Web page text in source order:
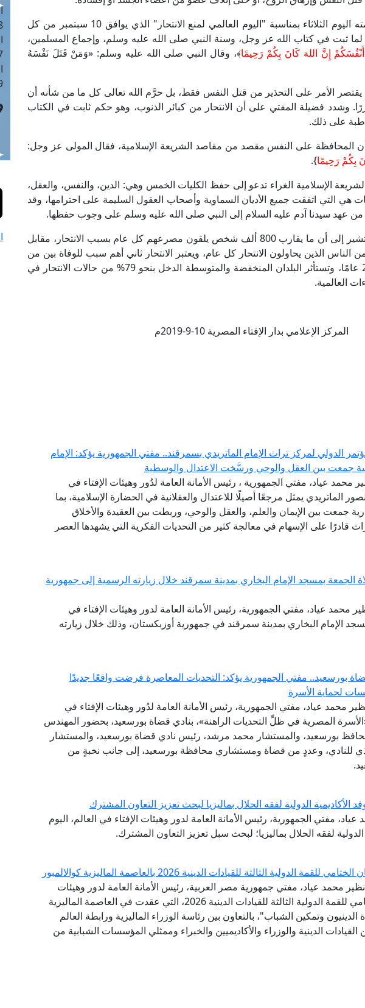
وقال فضيلة المفتي في كلمته اليوم الثلاثاء بمناسبة "اليوم العالمي لمنع الانتحار" الذي يوافق 10 سبتمبر من كل
لما ثبت في كتاب الله عز وجل، وسنة النبي صلى الله عليه وسلم، وإجماع المسلمين،
أَنْفُسَكُمْ إِنَّ اللهَ كَانَ بِكُمْ رَحِيمًا﴾، وقال النبي صلى الله عليه وسلم: «وَمَنْ قَتَلَ نَفْسَهُ
الأمر على التحذير من قتل النفس فقط، بل حرَّم الله تعالى كل ما من شأنه أن
وشدد فضيلة المفتي على أن الانتحار من كبائر الذنوب، وهو حكم ثابت في الكتاب
على ذلك.
المحافظة على النفس مقصد من مقاصد الشريعة الإسلامية، فقال المولى عز وجل:
بِكُمْ رَحِيمًا}.
الإسلامية الغراء تدعو إلى حفظ الكليات الخمس وهي: الدين، والنفس، والعقل،
هي التي اتفقت جميع الأديان السماوية وأصحاب العقول السليمة على احترامها، وقد
من عهد سيدنا آدم عليه السلام إلى النبي صلى الله عليه وسلم على وجوب حفظها.
يذكر أن الإحصائيات الدولية تشير إلى أن ما يقارب 800 ألف شخص يلقون مصرعهم كل عام بسبب الانتحار، مقابل
الناس الذين يحاولون الانتحار كل عام، ويعتبر الانتحار ثاني أهم سبب للوفاة بين من
تتراوح أعمارهم بين 15 و 29 عامًا، وتستأثر البلدان المنخفضة والمتوسطة الدخل بنحو 79% من حالات الانتحار في
العالمية.
المركز الإعلامي بدار الإفتاء المصرية 10-9-2019م
الدولي لمركز تراث الإمام الماتريدي بسمرقند.. مفتي الجمهورية يؤكد: الإمام
جمعت بين العقل والوحي ورسَّخت الاعتدال والوسطية
محمد عياد، مفتي الجمهورية ، رئيس الأمانة العامة لدُور وهيئات الإفتاء في
الماتريدي يمثل مرجعًا أصيلًا للاعتدال والعقلانية في الحضارة الإسلامية، بما
جمعت بين الإيمان والعلم، والعقل والوحي، وربطت بين العقيدة والأخلاق
قادرًا على الإسهام في معالجة كثير من التحديات الفكرية التي يشهدها العصر
الجمعة بمسجد الإمام البخاري بمدينة سمرقند خلال زيارته الرسمية إلى جمهورية
محمد عياد، مفتي الجمهورية، رئيس الأمانة العامة لدور وهيئات الإفتاء في
الإمام البخاري بمدينة سمرقند في جمهورية أوزبكستان، وذلك خلال زيارته
بورسعيد.. مفتي الجمهورية يؤكد: التحديات المعاصرة فرضت واقعًا جديدًا
لحماية الأسرة
محمد عياد، مفتي الجمهورية، رئيس الأمانة العامة لدُور وهيئات الإفتاء في
«الأسرة المصرية في ظلِّ التحديات الراهنة»، بنادي قضاة بورسعيد، بحضور المهندس
بورسعيد، والمستشار محمد مرشد، رئيس نادي قضاة بورسعيد، والمستشار
للنادي، وعددٍ من قضاة ومستشاري محافظة بورسعيد، إلى جانب نخبةٍ من
الأكاديمية الدولية لفقه الحلال بماليزيا لبحث تعزيز التعاون المشترك
مفتي الجمهورية، رئيس الأمانة العامة لدور وهيئات الإفتاء في العالم، اليوم
لفقه الحلال بماليزيا؛ لبحث سبل تعزيز التعاون المشترك.
الدولية الثالثة للقيادات الدينية 2026 بالعاصمة الماليزية كوالالمبور
نظير محمد عياد، مفتي جمهورية مصر العربية، رئيس الأمانة العامة لدور وهيئات
الإفتاء في العالم، البيان الختامي للقمة الدولية الثالثة للقيادات الدينية 2026، التي عقدت في العاصمة الماليزية
وتمكين الشباب"، بالتعاون بين رئاسة الوزراء الماليزية ورابطة العالم
الدينية والوزراء والأكاديميين والخبراء وممثلي المؤسسات الشبابية من